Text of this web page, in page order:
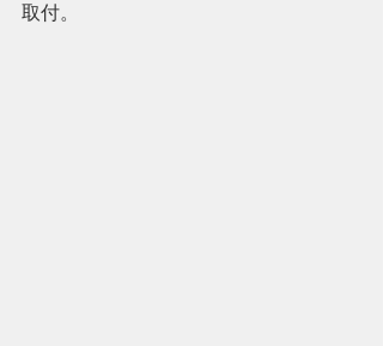
取付。